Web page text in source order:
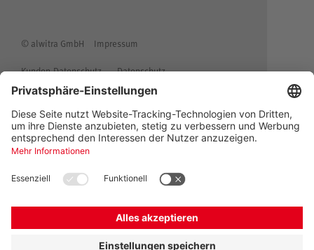
© alwitra GmbH Impressum
Kunden-Datenschutz Datenschutz
Allgemeine Einkaufsbedingungen
Allgemeine Lieferbedingungen